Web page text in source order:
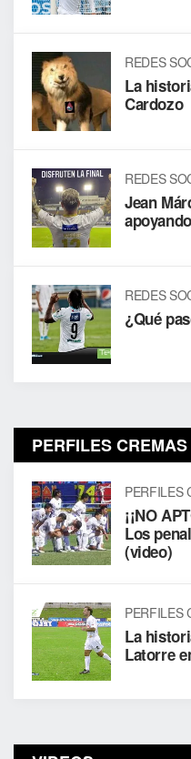
REDES
La
Cardozo
REDES
Jean
REDES
¿Qué
PERFILES CREMAS
PERFILES
¡¡NO
Los
(video)
PERFILES
La
Latorre